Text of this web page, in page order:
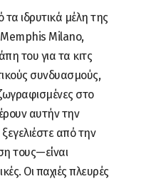
ιδρυτικά μέλη της
Milano,
του για τα κιτς
συνδυασμούς,
στο
αυτήν την
από την
τους—είναι
Οι παχιές πλευρές